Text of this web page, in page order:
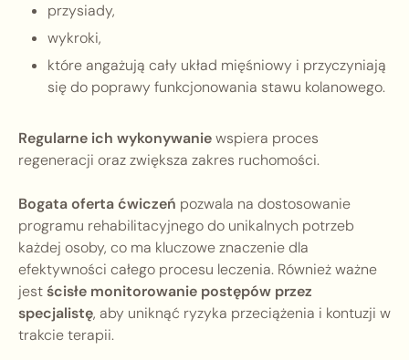
przysiady,
wykroki,
które angażują cały układ mięśniowy i przyczyniają
się do poprawy funkcjonowania stawu kolanowego.
Regularne ich wykonywaniewspiera proces
regeneracji oraz zwiększa zakres ruchomości.
Bogata oferta ćwiczeń pozwala na dostosowanie
programu rehabilitacyjnego do unikalnych potrzeb
każdej osoby, co ma kluczowe znaczenie dla
efektywności całego procesu leczenia. Również ważne
jestścisłe monitorowanie postępów przez
specjalistę, aby uniknąć ryzyka przeciążenia i kontuzji w
trakcie terapii.